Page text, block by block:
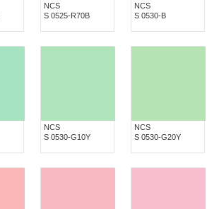
NCS
S 0525-R70B
NCS
S 0530-B
NCS
S 0530-G10Y
NCS
S 0530-G20Y